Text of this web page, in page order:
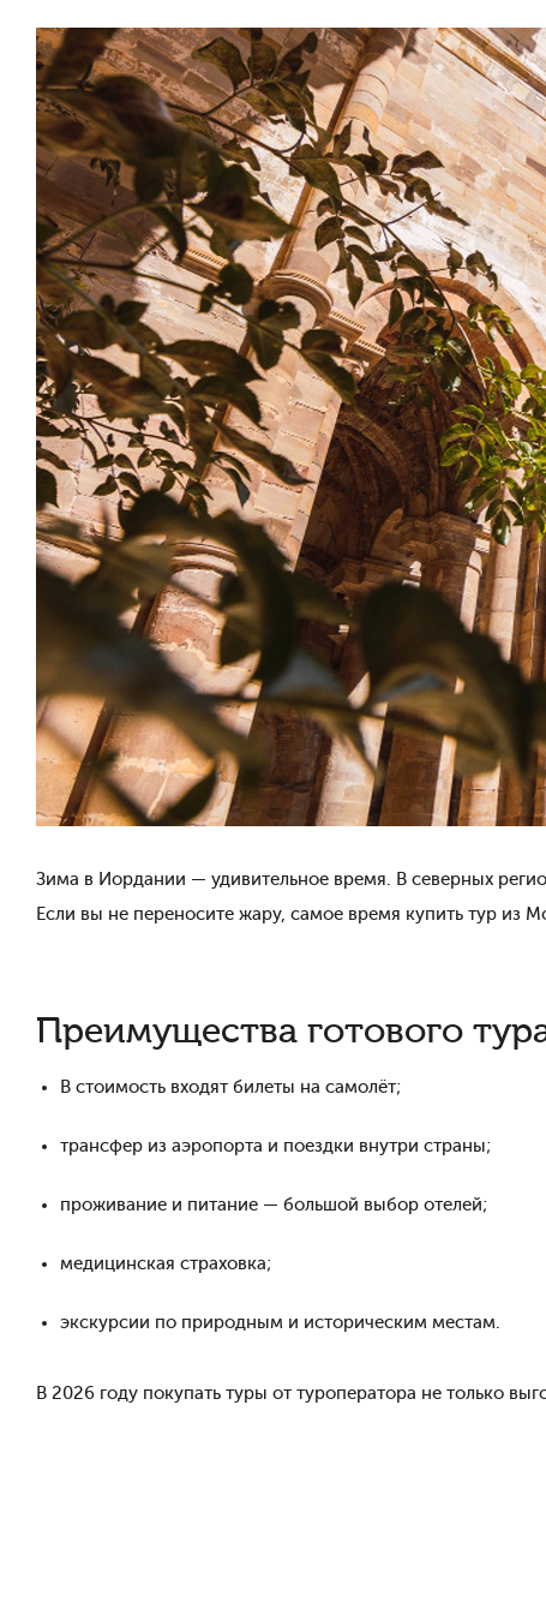
Зима в Иордании — удивительное время. В северных
Если вы не переносите жару, самое время купить тур из
Преимущества готового
В стоимость входят билеты на самолёт;
трансфер из аэропорта и поездки внутри страны;
проживание и питание — большой выбор отелей;
медицинская страховка;
экскурсии по природным и историческим местам.
В 2026 году покупать туры от туроператора не только